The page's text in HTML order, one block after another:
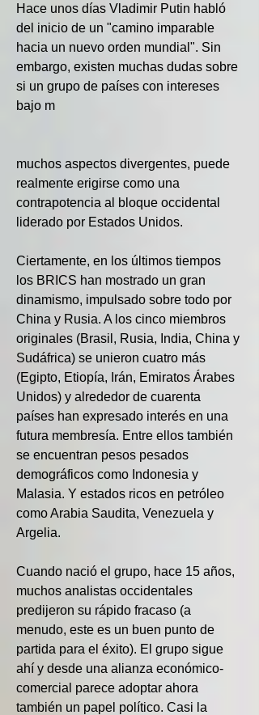
Hace unos días Vladimir Putin habló
del inicio de un "camino imparable
hacia un nuevo orden mundial". Sin
embargo, existen muchas dudas sobre
si un grupo de países con intereses
bajo m
muchos aspectos divergentes, puede
realmente erigirse como una
contrapotencia al bloque occidental
liderado por Estados Unidos.
Ciertamente, en los últimos tiempos
los BRICS han mostrado un gran
dinamismo, impulsado sobre todo por
China y Rusia. A los cinco miembros
originales (Brasil, Rusia, India, China y
Sudáfrica) se unieron cuatro más
(Egipto, Etiopía, Irán, Emiratos Árabes
Unidos) y alrededor de cuarenta
países han expresado interés en una
futura membresía. Entre ellos también
se encuentran pesos pesados
demográficos como Indonesia y
Malasia. Y estados ricos en petróleo
como Arabia Saudita, Venezuela y
Argelia.
Cuando nació el grupo, hace 15 años,
muchos analistas occidentales
predijeron su rápido fracaso (a
menudo, este es un buen punto de
partida para el éxito). El grupo sigue
ahí y desde una alianza económico-
comercial parece adoptar ahora
también un papel político. Casi la